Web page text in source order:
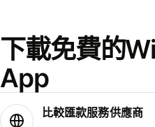
下載免費的
App
比較匯款服務供應商